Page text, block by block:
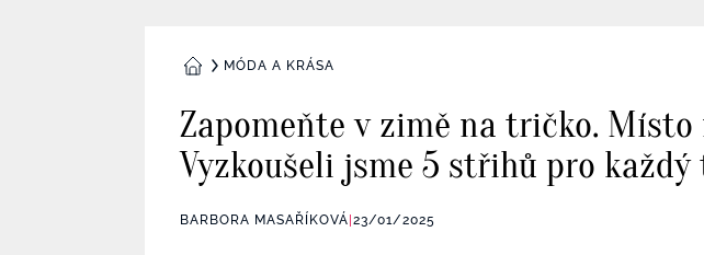
DOMŮMÓDA A KRÁSA
Zapomeňte v zimě na tričko.
Vyzkoušeli jsme 5 střihů pro každý
BARBORA MASAŘÍKOVÁ 23/01/2025